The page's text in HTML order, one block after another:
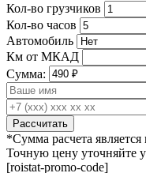
Кол-во грузчиков
Кол-во часов
Автомобиль
Км от МКАД
Сумма:
*Сумма расчета является
Точную цену уточняйте
[roistat-promo-code]